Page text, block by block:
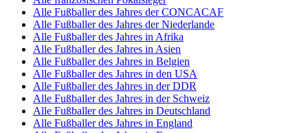
Alle Fußballer des Jahres der CONCACAF
Alle Fußballer des Jahres der Niederlande
Alle Fußballer des Jahres in Afrika
Alle Fußballer des Jahres in Asien
Alle Fußballer des Jahres in Belgien
Alle Fußballer des Jahres in den USA
Alle Fußballer des Jahres in der DDR
Alle Fußballer des Jahres in der Schweiz
Alle Fußballer des Jahres in Deutschland
Alle Fußballer des Jahres in England